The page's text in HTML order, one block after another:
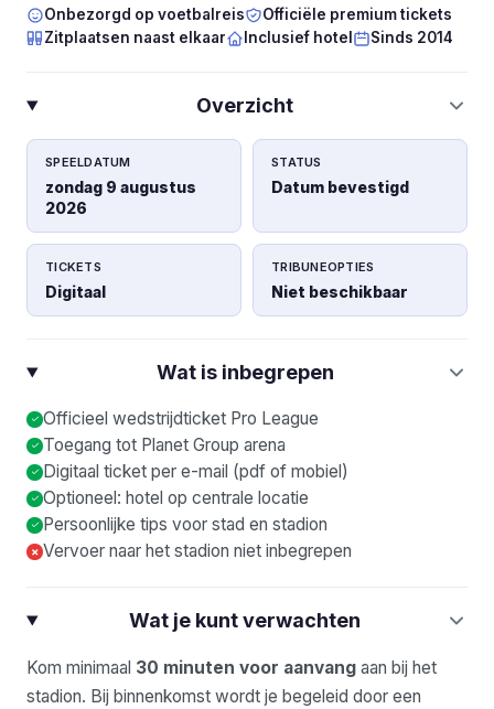
Onbezorgd op voetbalreis
Officiële premium tickets
Zitplaatsen naast elkaar
Inclusief hotel Sinds 2014
Overzicht
SPEELDATUM
zondag 9 augustus
2026
STATUS
Datum bevestigd
TICKETS
Digitaal
TRIBUNEOPTIES
Niet beschikbaar
Wat is inbegrepen
Officieel wedstrijdticket Pro League
Toegang tot Planet Group arena
Digitaal ticket per e-mail (pdf of mobiel)
Optioneel: hotel op centrale locatie
Persoonlijke tips voor stad en stadion
× Vervoer naar het stadion niet inbegrepen
Wat je kunt verwachten
Kom minimaal 30 minuten voor aanvang aan bij het
stadion. Bij binnenkomst wordt je begeleid door een